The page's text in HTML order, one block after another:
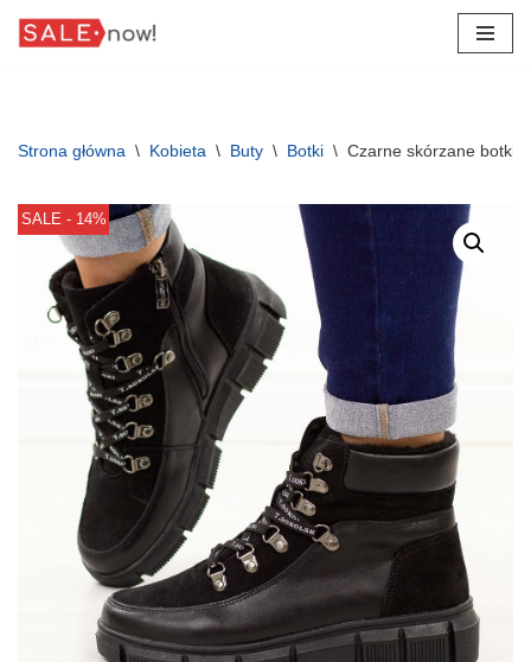
Strona główna \ Kobieta \ Buty \ Botki \ Czarne skórzane botki
SALE - 14%